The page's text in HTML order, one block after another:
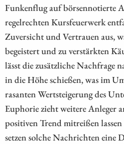
Funkenflug auf börsennotierte
regelrechten Kursfeuerwerk
Zuversicht und Vertrauen aus,
begeistert und zu verstärkten
lässt die zusätzliche Nachfrage
in die Höhe schießen, was im
rasanten Wertsteigerung des
Euphorie zieht weitere Anleger
positiven Trend mitreißen
setzen solche Nachrichten eine